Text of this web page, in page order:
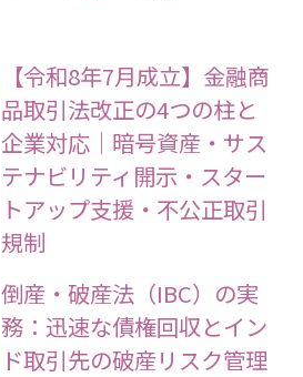
【令和8年7月成立】金融商
品取引法改正の4つの柱と
企業対応｜暗号資産・サス
テナビリティ開示・スター
トアップ支援・不公正取引
規制
倒産・破産法（IBC）の実
務：迅速な債権回収とイン
ド取引先の破産リスク管理